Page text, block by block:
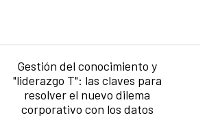
Gestión del conocimiento y
"liderazgo T": las claves para
resolver el nuevo dilema
corporativo con los datos